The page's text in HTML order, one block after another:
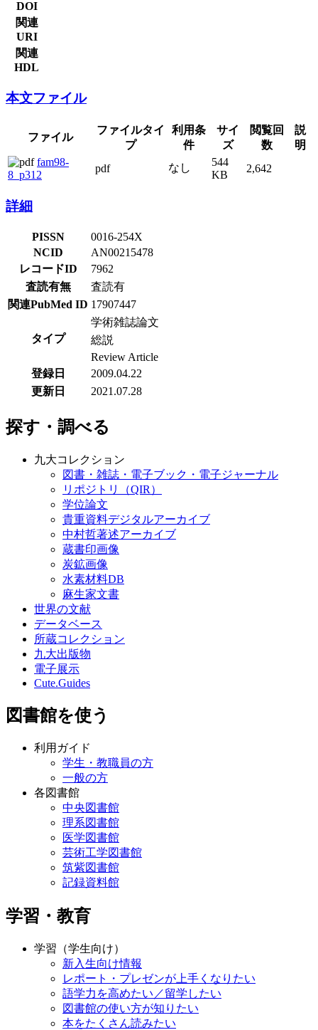
DOI
関連
URI
関連
HDL
本文ファイル
ファイル
ファイルタイ
利用条
件
サイズ
閲覧回
数
説明
fam98-
8_p312
なし
544
KB
2,642
詳細
PISSN
0016-254X
NCID
AN00215478
レコードID
7962
査読有無
査読有
関連PubMed ID 17907447
タイプ
学術雑誌論文
総説
Review Article
登録日
2009.04.22
更新日
2021.07.28
探す・調べる
九大コレクション
図書・雑誌・電子ブック・電子ジャーナル
リポジトリ（QIR）
学位論文
貴重資料デジタルアーカイブ
中村哲著述アーカイブ
蔵書印画像
炭鉱画像
水素材料DB
麻生家文書
世界の文献
データベース
所蔵コレクション
九大出版物
電子展示
Cute.Guides
図書館を使う
利用ガイド
学生・教職員の方
一般の方
各図書館
中央図書館
理系図書館
医学図書館
芸術工学図書館
筑紫図書館
記録資料館
学習・教育
学習（学生向け）
新入生向け情報
レポート・プレゼンが上手くなりたい
語学力を高めたい／留学したい
図書館の使い方が知りたい
本をたくさん読みたい